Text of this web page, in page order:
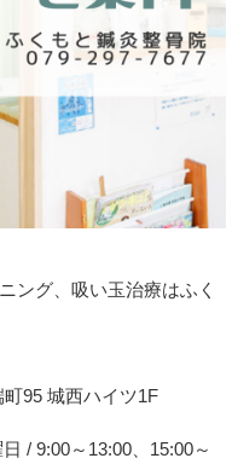
ング、吸い玉治療はふく
95 城西ハイツ1F
/ 9:00～13:00、15:00～